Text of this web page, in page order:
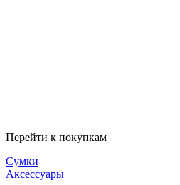
Перейти к покупкам
Сумки
Аксессуары